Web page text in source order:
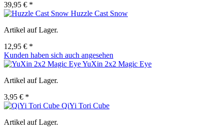
39,95 € *
Huzzle Cast Snow
Artikel auf Lager.
12,95 € *
Kunden haben sich auch angesehen
YuXin 2x2 Magic Eye
Artikel auf Lager.
3,95 € *
QiYi Tori Cube
Artikel auf Lager.